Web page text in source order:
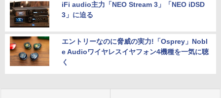
iFi audio主力「NEO Stream 3」「NEO iDSD
3」に迫る
エントリーなのに脅威の実力!「Osprey」Nobl
e Audioワイヤレスイヤフォン4機種を一気に聴
く